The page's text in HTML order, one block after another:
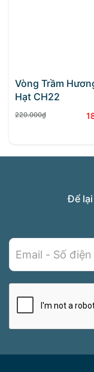
Vòng Trầm
Hạt CH22
220.000₫
Giá
Giá
Để